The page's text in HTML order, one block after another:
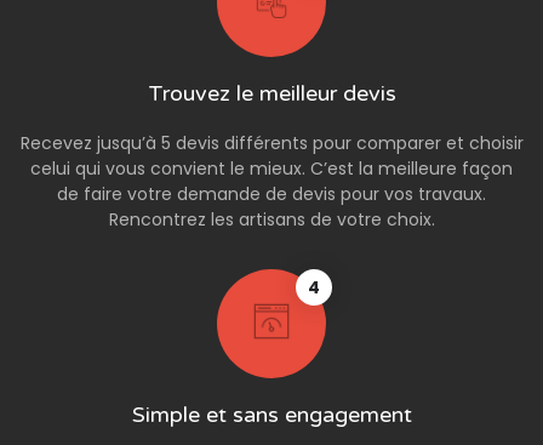
Trouvez le meilleur devis
Recevez jusqu’à 5 devis différents pour comparer et choisir
celui qui vous convient le mieux. C’est la meilleure façon
de faire votre demande de devis pour vos travaux.
Rencontrez les artisans de votre choix.
4
Simple et sans engagement